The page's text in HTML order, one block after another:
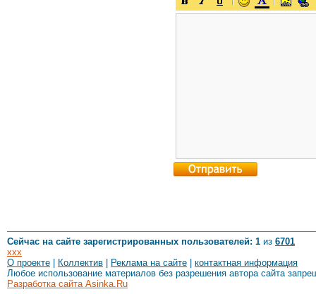
Сейчас на сайте зарегистрированных пользователей: 1 из 6701
xxx
О проекте
Коллектив Реклама на сайте
контактная информация
Любое использование материалов без разрешения автора сайта
Разработка сайта Asinka.Ru